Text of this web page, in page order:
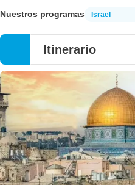
Nuestros programas Israel
Itinerario